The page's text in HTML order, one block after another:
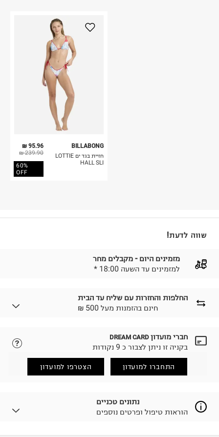
95.96 ₪
239.90 ₪
60%
OFF
BILLABONG
חזיית בגד ים LOTTIE
HALL SLI
שווה לדעת!
החלפות והחזרות עם שליח עד הבית
₪ חינם בהזמנות מעל 500
לבחירת בשיטת המשלוח המתאימה לכם,
הזמנתם והתחרטתם?
(במקום ב-19.9 ₪) לזמן מוגבל! חינם בהזמנות מעל 500 ₪.
למידע נא ללחוץ כאן
.
לפני החזרת החבילה, חשוב להדביק את מדבקת הגוביינא על
פריטים שבירים יש להחזיר עם שליח דרך ממשק ההחזרות
חברי מועדון DREAM CARD
בקניה זו ניתן לצבור כ 9 נקודות
התחברו למועדון הצטרפו למועדון
נתונים טכניים
הוראות טיפול ופרטים נוספים